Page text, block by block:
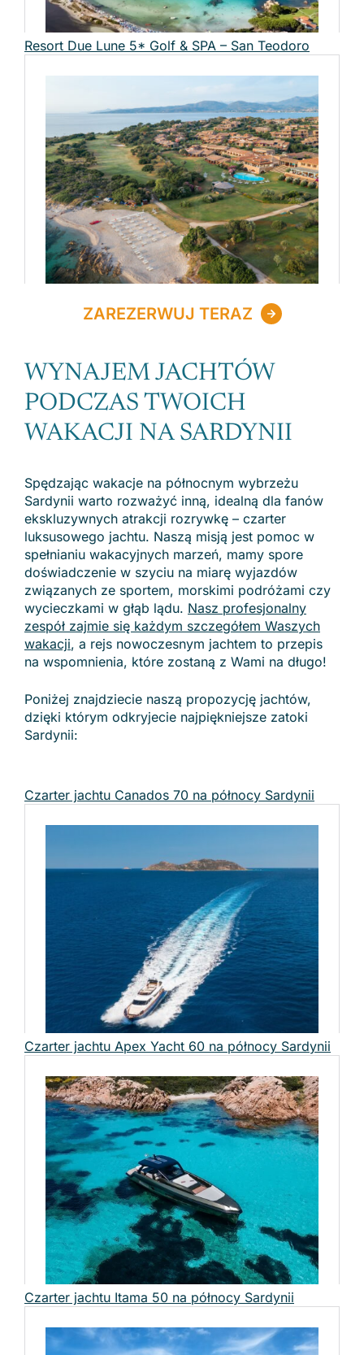
Resort Due Lune 5* Golf & SPA – San Teodoro
ZAREZERWUJ TERAZ
WYNAJEM JACHTÓW
PODCZAS TWOICH
WAKACJI NA SARDYNII
Spędzając wakacje na północnym wybrzeżu
Sardynii warto rozważyć inną, idealną dla fanów
ekskluzywnych atrakcji rozrywkę – czarter
luksusowego jachtu. Naszą misją jest pomoc w
spełnianiu wakacyjnych marzeń, mamy spore
doświadczenie w szyciu na miarę wyjazdów
związanych ze sportem, morskimi podróżami czy
wycieczkami w głąb lądu. Nasz profesjonalny
zespół zajmie się każdym szczegółem Waszych
wakacji, a rejs nowoczesnym jachtem to przepis
na wspomnienia, które zostaną z Wami na długo!
Poniżej znajdziecie naszą propozycję jachtów,
dzięki którym odkryjecie najpiękniejsze zatoki
Sardynii:
Czarter jachtu Canados 70 na północy Sardynii
Czarter jachtu Apex Yacht 60 na północy Sardynii
Czarter jachtu Itama 50 na północy Sardynii